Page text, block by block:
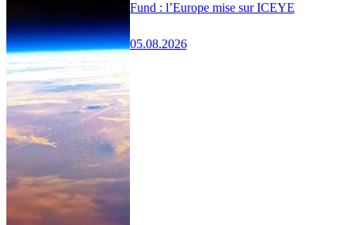
Fund : l’Europe mise sur ICEYE
05.08.2026